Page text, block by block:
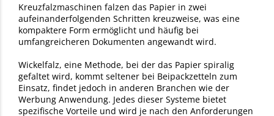
Kreuzfalzmaschinen falzen das Papier in zwei
aufeinanderfolgenden Schritten kreuzweise, was eine
kompaktere Form ermöglicht und häufig bei
umfangreicheren Dokumenten angewandt wird.
Wickelfalz, eine Methode, bei der das Papier spiralig
gefaltet wird, kommt seltener bei Beipackzetteln zum
Einsatz, findet jedoch in anderen Branchen wie der
Werbung Anwendung. Jedes dieser Systeme bietet
spezifische Vorteile und wird je nach den Anforderungen